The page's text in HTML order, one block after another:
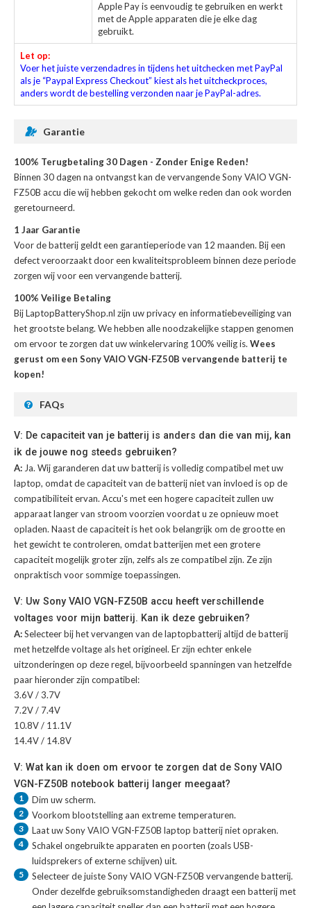
Apple Pay is eenvoudig te gebruiken en werkt
met de Apple apparaten die je elke dag
gebruikt.
Let op:
Voer het juiste verzendadres in tijdens het uitchecken met PayPal
als je “Paypal Express Checkout” kiest als het uitcheckproces,
anders wordt de bestelling verzonden naar je PayPal-adres.
Garantie
100% Terugbetaling 30 Dagen - Zonder Enige Reden!
Binnen 30 dagen na ontvangst kan devervangende Sony VAIO VGN-
FZ50B accu die wij hebben gekocht om welke reden dan ook worden
geretourneerd.
1 Jaar Garantie
Voor debatterij geldt een garantieperiode van 12 maanden. Bij een
defect veroorzaakt door een kwaliteitsprobleem binnen deze periode
zorgen wij voor een vervangende batterij.
100% Veilige Betaling
Bij LaptopBatteryShop.nl zijn uw privacy en informatiebeveiliging van
het grootste belang. We hebben alle noodzakelijke stappen genomen
om ervoor te zorgen dat uw winkelervaring 100% veilig is. Wees
gerust om een Sony VAIO VGN-FZ50B vervangende batterij te
kopen!
FAQs
V: De capaciteit van je batterij is anders dan die van mij, kan
ik de jouwe nog steeds gebruiken?
A: Ja. Wij garanderen dat uw batterij is volledig compatibel met uw
laptop, omdat de capaciteit van de batterij niet van invloed is op de
compatibiliteit ervan. Accu's met een hogere capaciteit zullen uw
apparaat langer van stroom voorzien voordat u ze opnieuw moet
opladen. Naast de capaciteit is het ook belangrijk om de grootte en
het gewicht te controleren, omdat batterijen met een grotere
capaciteit mogelijk groter zijn, zelfs als ze compatibel zijn. Ze zijn
onpraktisch voor sommige toepassingen.
V: Uw Sony VAIO VGN-FZ50B accu heeft verschillende
voltages voor mijn batterij. Kan ik deze gebruiken?
A:Selecteer bij het vervangen van de laptopbatterij altijd de batterij
met hetzelfde voltage als het origineel. Er zijn echter enkele
uitzonderingen op deze regel, bijvoorbeeld spanningen van hetzelfde
paar hieronder zijn compatibel:
3.6V / 3.7V
7.2V / 7.4V
10.8V / 11.1V
14.4V / 14.8V
V: Wat kan ik doen om ervoor te zorgen dat de Sony VAIO
VGN-FZ50B notebook batterij langer meegaat?
1 Dim uw scherm.
2 Voorkom blootstelling aan extreme temperaturen.
3 Laat uwSony VAIO VGN-FZ50B laptop batterijniet opraken.
4
Schakel ongebruikte apparaten en poorten (zoals USB-
luidsprekers of externe schijven) uit.
5 Selecteer de juisteSony VAIO VGN-FZ50B vervangende batterij.
Onder dezelfde gebruiksomstandigheden draagt een batterij met